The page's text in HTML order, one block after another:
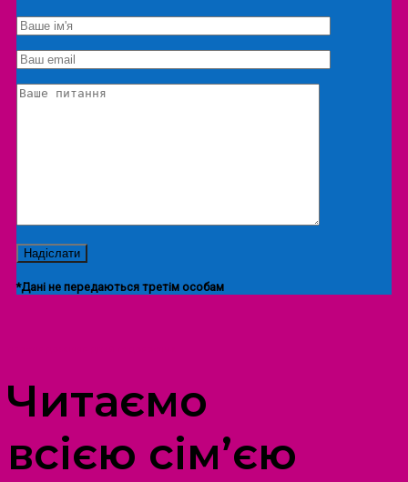
Екскурсія/локація
*Дані не передаються третім особам
Читаємо
всією сім’єю